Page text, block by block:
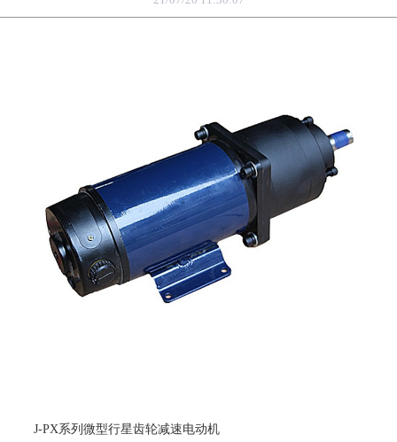
J-PX系列微型行星齿轮减速电动机